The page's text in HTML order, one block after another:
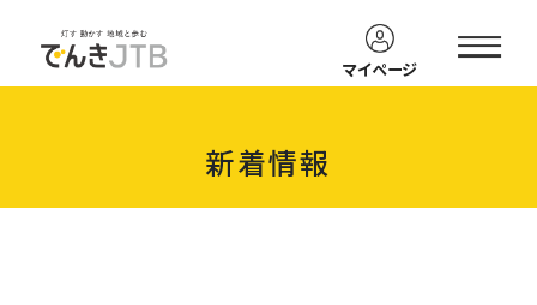
マイページ
新着情報
資料
ダウンロード
電力料金削減メニューを
ご検討中の皆様
カンタン